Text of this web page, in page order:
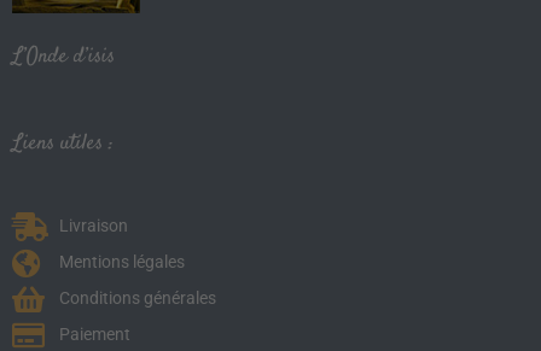
L’Onde d’isis
Liens utiles :
Livraison
Mentions légales
Conditions générales
Paiement